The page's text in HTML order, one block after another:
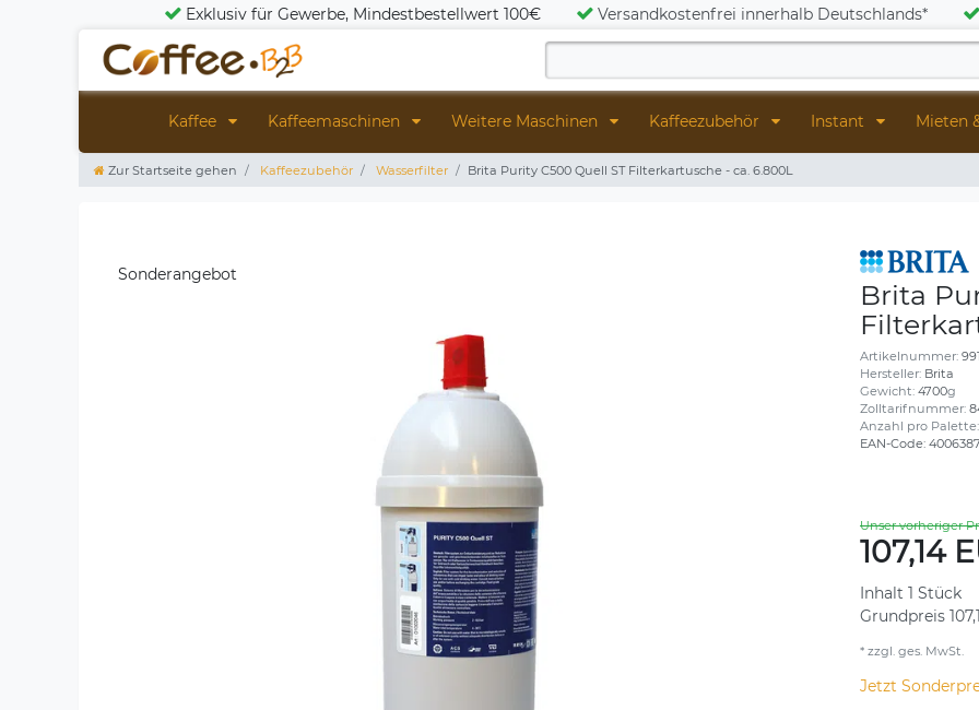
Exklusiv für Gewerbe, Mindestbestellwert 100€ Versandkostenfrei innerhalb Deutschlands*
Kaffee Kaffeemaschinen Weitere Maschinen Kaffeezubehör Instant Mieten
Zur Startseite gehen Kaffeezubehör Wasserfilter Brita Purity C500 Quell ST Filterkartusche - ca. 6.800L
Sonderangebot
Brita
Artikelnummer:
Hersteller: Brita
Gewicht: 4700g
Zolltarifnummer:
Anzahl pro Palette:
EAN-Code:
Unser vorheriger
107,14
Inhalt 1 Stück
Grundpreis
* zzgl. ges. MwSt.
Jetzt